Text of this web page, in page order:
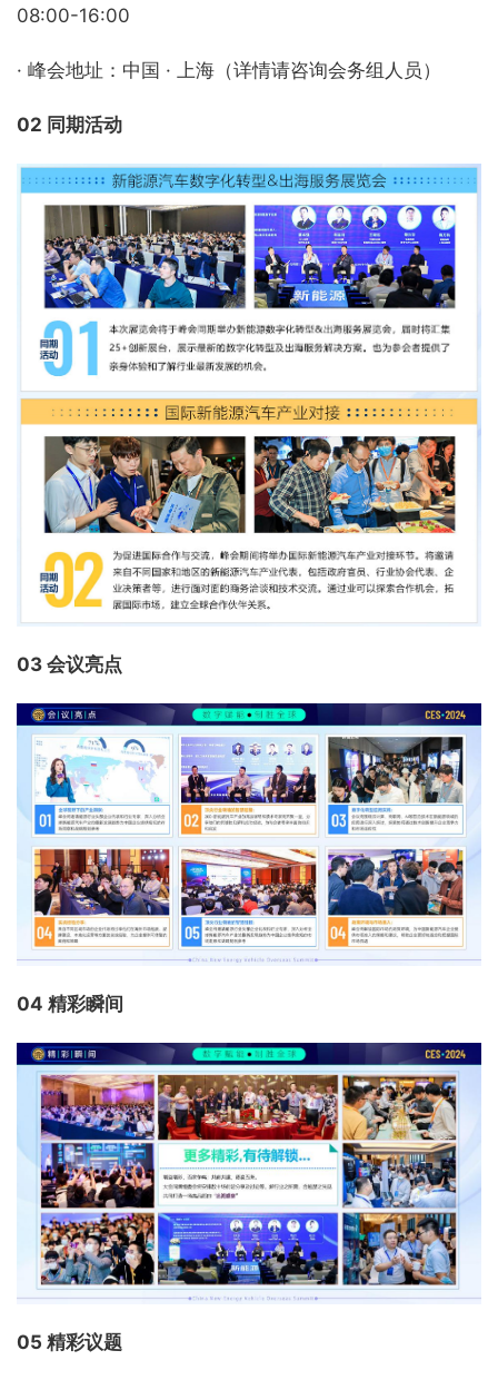
08:00-16:00
· 峰会地址：中国 · 上海（详情请咨询会务组人员）
02 同期活动
03 会议亮点
04 精彩瞬间
05 精彩议题